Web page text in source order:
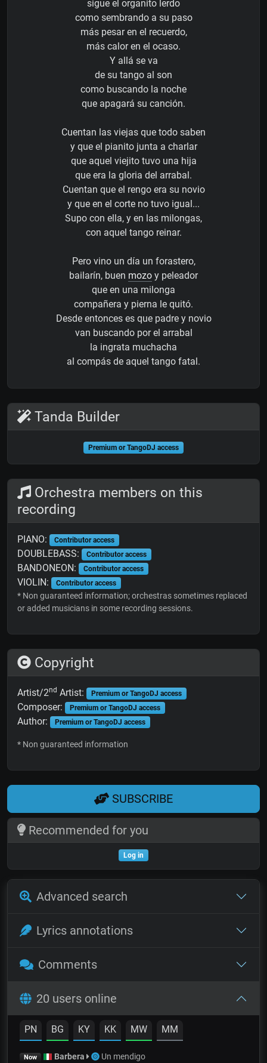
sigue el organito lerdo
como sembrando a su paso
más pesar en el recuerdo,
más calor en el ocaso.
Y allá se va
de su tango al son
como buscando la noche
que apagará su canción.
Cuentan las viejas que todo saben
y que el pianito junta a charlar
que aquel viejito tuvo una hija
que era la gloria del arrabal.
Cuentan que el rengo era su novio
y que en el corte no tuvo igual...
Supo con ella, y en las milongas,
con aquel tango reinar.
Pero vino un día un forastero,
bailarín, buen mozo y peleador
que en una milonga
compañera y pierna le quitó.
Desde entonces es que padre y novio
van buscando por el arrabal
la ingrata muchacha
al compás de aquel tango fatal.
Tanda Builder
Premium or TangoDJ access
Orchestra members on this
recording
PIANO: Contributor access
DOUBLEBASS: Contributor access
BANDONEON: Contributor access
VIOLIN: Contributor access
* Non guaranteed information; orchestras sometimes replaced
or added musicians in some recording sessions.
Copyright
Artist/2nd Artist: Premium or TangoDJ access
Composer: Premium or TangoDJ access
Author: Premium or TangoDJ access
* Non guaranteed information
SUBSCRIBE
Recommended for you
Log in
Advanced search
Lyrics annotations
Comments
20 users online
PN BG KY KK MW MM
Now Barbera Un mendigo